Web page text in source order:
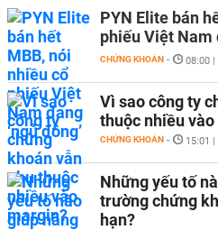
PYN Elite bán
phiếu Việt Nam
CHỨNG KHOÁN - 08:00
Vì sao công ty
thuộc nhiều
CHỨNG KHOÁN - 15:01
Những yếu tố
trường chứng
hạn?